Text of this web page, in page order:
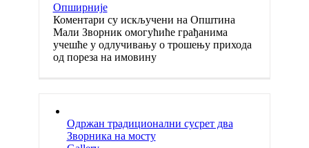
Опширније
Коментари су искључени на Општина
Мали Зворник омогућиће грађанима
учешће у одлучивању о трошењу прихода
од пореза на имовину
Одржан традиционални сусрет два
Зворника на мосту